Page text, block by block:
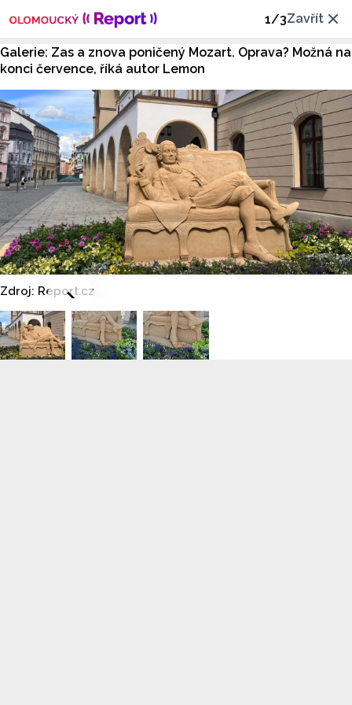
1/3Zavřít
Galerie: Zas a znova poničený Mozart. Oprava? Možná na
konci července, říká autor Lemon
Zdroj: Report.cz